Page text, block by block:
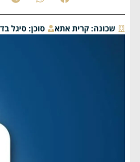
שכונה: קרית אתא סוכן: סיגל